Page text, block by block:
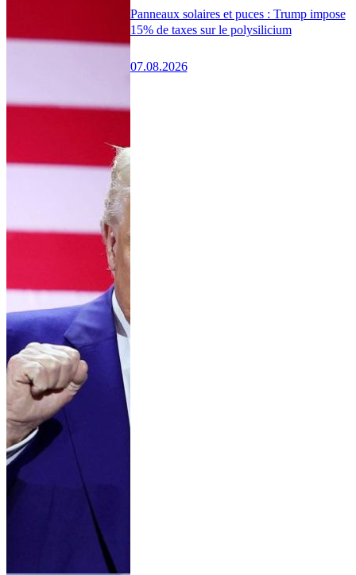
Panneaux solaires et puces : Trump impose
15% de taxes sur le polysilicium
07.08.2026